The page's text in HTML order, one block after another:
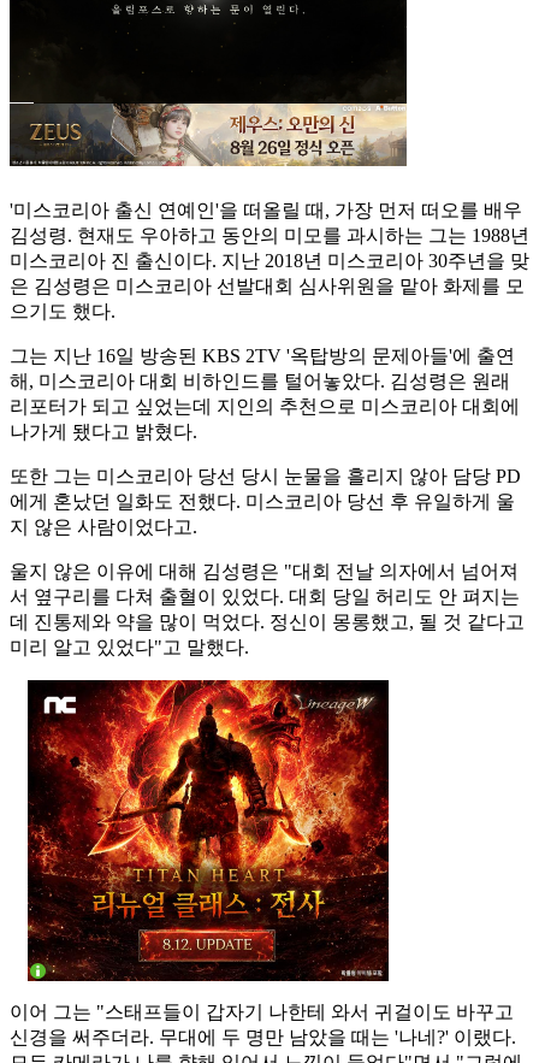
'미스코리아 출신 연예인'을 떠올릴 때, 가장 먼저 떠오를 배우
김성령. 현재도 우아하고 동안의 미모를 과시하는 그는 1988년
미스코리아 진 출신이다. 지난 2018년 미스코리아 30주년을 맞
은 김성령은 미스코리아 선발대회 심사위원을 맡아 화제를 모
으기도 했다.
그는 지난 16일 방송된 KBS 2TV '옥탑방의 문제아들'에 출연
해, 미스코리아 대회 비하인드를 털어놓았다. 김성령은 원래
리포터가 되고 싶었는데 지인의 추천으로 미스코리아 대회에
나가게 됐다고 밝혔다.
또한 그는 미스코리아 당선 당시 눈물을 흘리지 않아 담당 PD
에게 혼났던 일화도 전했다. 미스코리아 당선 후 유일하게 울
지 않은 사람이었다고.
울지 않은 이유에 대해 김성령은 "대회 전날 의자에서 넘어져
서 옆구리를 다쳐 출혈이 있었다. 대회 당일 허리도 안 펴지는
데 진통제와 약을 많이 먹었다. 정신이 몽롱했고, 될 것 같다고
미리 알고 있었다"고 말했다.
이어 그는 "스태프들이 갑자기 나한테 와서 귀걸이도 바꾸고
신경을 써주더라. 무대에 두 명만 남았을 때는 '나네?' 이랬다.